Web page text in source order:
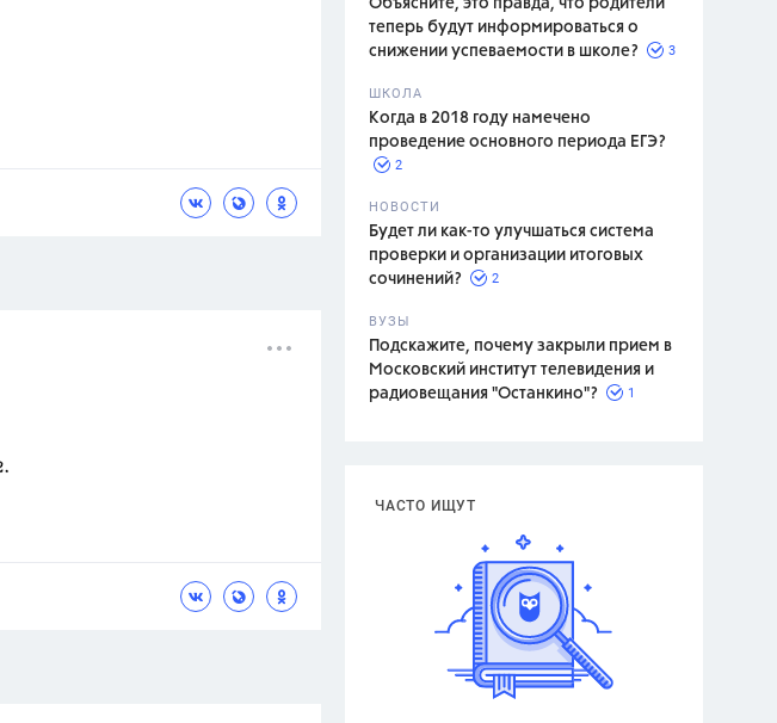
Объясните, это правда, что родители
теперь будут информироваться о
снижении успеваемости в школе?
3
ШКОЛА
Когда в 2018 году намечено
проведение основного периода ЕГЭ?
2
НОВОСТИ
Будет ли как-то улучшаться система
проверки и организации итоговых
сочинений?
2
ВУЗЫ
Подскажите, почему закрыли прием в
Московский институт телевидения и
радиовещания "Останкино"?
1
ЧАСТО ИЩУТ